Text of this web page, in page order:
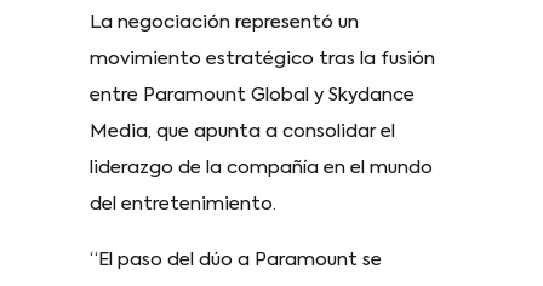
La negociación representó un
movimiento estratégico tras la fusión
entre Paramount Global y Skydance
Media, que apunta a consolidar el
liderazgo de la compañía en el mundo
del entretenimiento.
“El paso del dúo a Paramount se